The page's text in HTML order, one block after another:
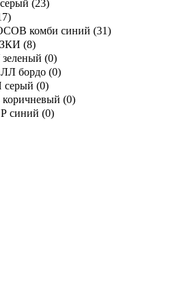
(23)
)
комби синий (31)
(8)
(0)
бордо (0)
(0)
(0)
синий (0)